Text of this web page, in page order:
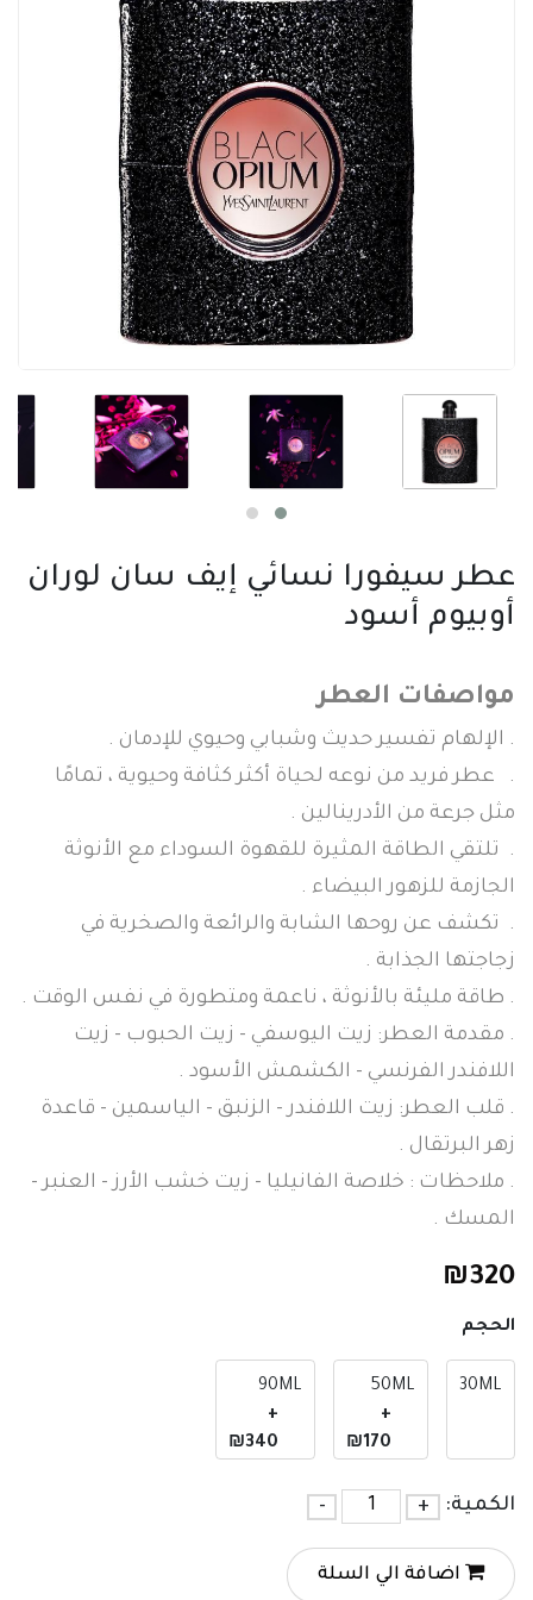
عطر سيفورا نسائي إيف سان لوران
أوبيوم أسود
مواصفات العطر
. الإلهام تفسير حديث وشبابي وحيوي للإدمان .
. عطر فريد من نوعه لحياة أكثر كثافة وحيوية ، تمامًا
مثل جرعة من الأدرينالين .
. تلتقي الطاقة المثيرة للقهوة السوداء مع الأنوثة
الجازمة للزهور البيضاء .
. تكشف عن روحها الشابة والرائعة والصخرية في
زجاجتها الجذابة .
. طاقة مليئة بالأنوثة ، ناعمة ومتطورة في نفس الوقت .
. مقدمة العطر: زيت اليوسفي - زيت الحبوب - زيت
اللافندر الفرنسي - الكشمش الأسود .
. قلب العطر: زيت اللافندر - الزنبق - الياسمين - قاعدة
زهر البرتقال .
. ملاحظات : خلاصة الفانيليا - زيت خشب الأرز - العنبر -
المسك .
₪320
الحجم
30ML
50ML
+
₪170
90ML
+
₪340
الكمية: +
-
اضافة الي السلة